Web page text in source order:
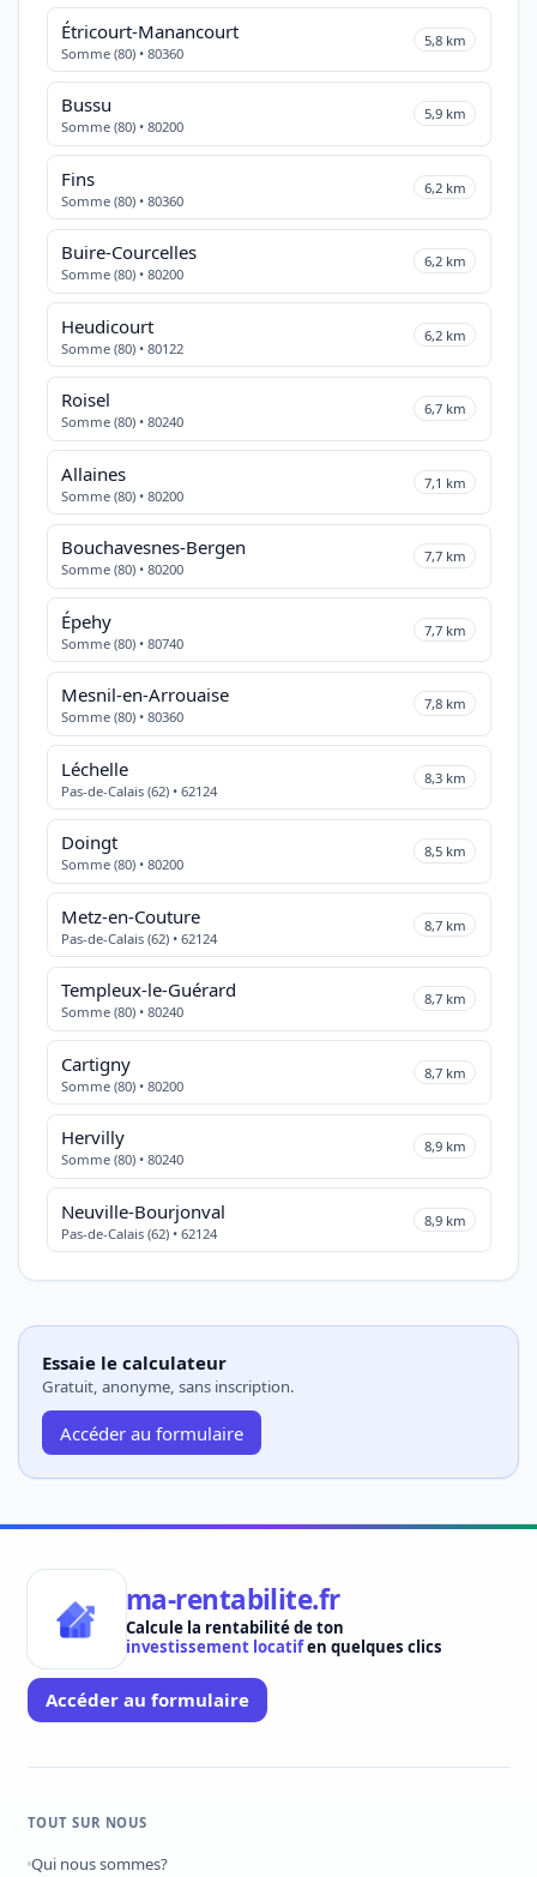
Étricourt-Manancourt
Somme (80) • 80360
5,8 km
Bussu
Somme (80) • 80200
5,9 km
Fins
Somme (80) • 80360
6,2 km
Buire-Courcelles
Somme (80) • 80200
6,2 km
Heudicourt
Somme (80) • 80122
6,2 km
Roisel
Somme (80) • 80240
6,7 km
Allaines
Somme (80) • 80200
7,1 km
Bouchavesnes-Bergen
Somme (80) • 80200
7,7 km
Épehy
Somme (80) • 80740
7,7 km
Mesnil-en-Arrouaise
Somme (80) • 80360
7,8 km
Léchelle
Pas-de-Calais (62) • 62124
8,3 km
Doingt
Somme (80) • 80200
8,5 km
Metz-en-Couture
Pas-de-Calais (62) • 62124
8,7 km
Templeux-le-Guérard
Somme (80) • 80240
8,7 km
Cartigny
Somme (80) • 80200
8,7 km
Hervilly
Somme (80) • 80240
8,9 km
Neuville-Bourjonval
Pas-de-Calais (62) • 62124
8,9 km
Essaie le calculateur
Gratuit, anonyme, sans inscription.
Accéder au formulaire
ma-rentabilite.fr
Calcule la rentabilité de ton
investissement locatifen quelques clics
Accéder au formulaire
TOUT SUR NOUS
Qui nous sommes?